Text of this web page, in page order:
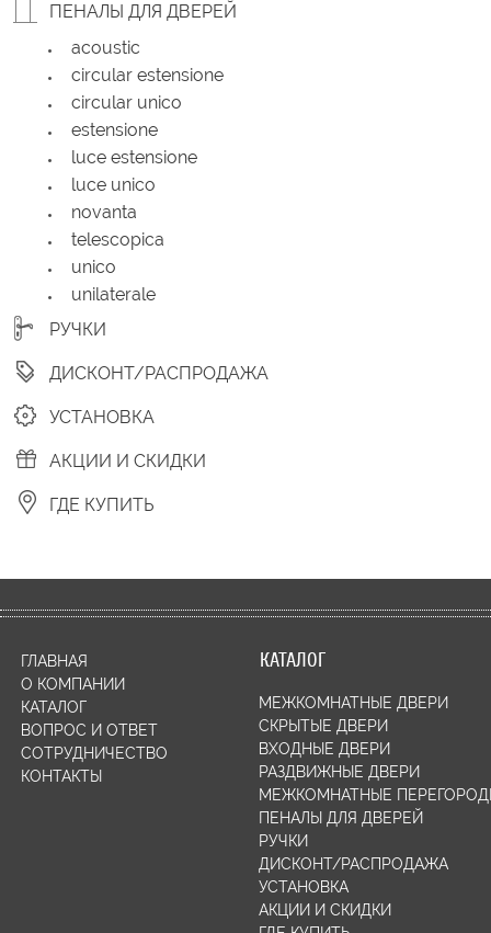
ПЕНАЛЫ ДЛЯ ДВЕРЕЙ
acoustic
circular estensione
circular unico
estensione
luce estensione
luce unico
novanta
telescopica
unico
unilaterale
РУЧКИ
ДИСКОНТ/РАСПРОДАЖА
УСТАНОВКА
АКЦИИ И СКИДКИ
ГДЕ КУПИТЬ
ГЛАВНАЯ
О КОМПАНИИ
КАТАЛОГ
ВОПРОС И ОТВЕТ
СОТРУДНИЧЕСТВО
КОНТАКТЫ
КАТАЛОГ
МЕЖКОМНАТНЫЕ ДВЕРИ
СКРЫТЫЕ ДВЕРИ
ВХОДНЫЕ ДВЕРИ
РАЗДВИЖНЫЕ ДВЕРИ
МЕЖКОМНАТНЫЕ
ПЕНАЛЫ ДЛЯ ДВЕРЕЙ
РУЧКИ
ДИСКОНТ/РАСПРОДАЖА
УСТАНОВКА
АКЦИИ И СКИДКИ